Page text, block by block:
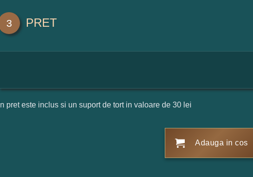
3 PRET
In pret este inclus si un suport de tort in valoare de 30 lei
Adauga in cos